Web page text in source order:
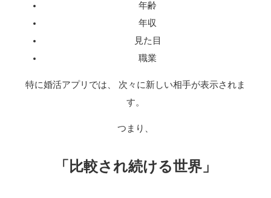
年齢
年収
見た目
職業
特に婚活アプリでは、 次々に新しい相手が表示されま
す。
つまり、
「比較され続ける世界」